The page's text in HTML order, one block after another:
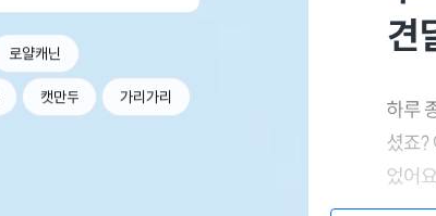
로얄캐닌
캣만두 가리가리